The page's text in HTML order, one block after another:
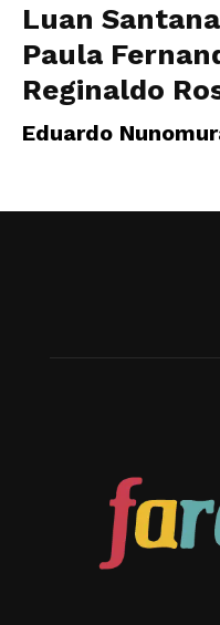
Luan
Paula
Reginaldo
Eduardo